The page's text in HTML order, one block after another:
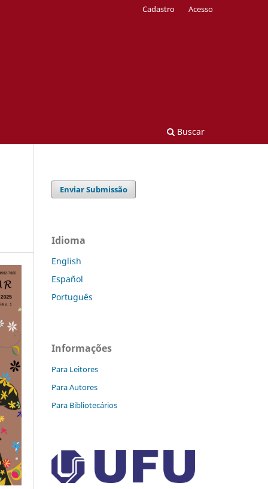
Buscar
Cadastro Acesso
Enviar Submissão
Idioma
English
Español
Português
Informações
Para Leitores
Para Autores
Para Bibliotecários